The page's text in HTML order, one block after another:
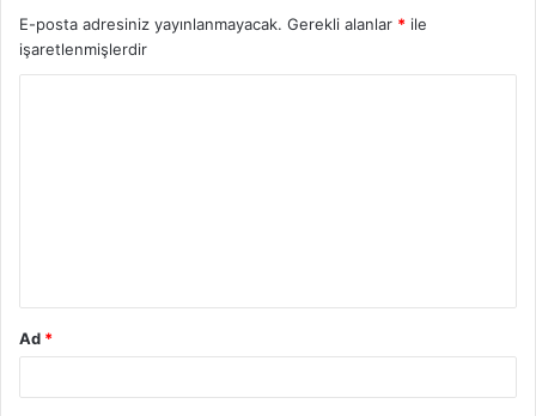
E-posta adresiniz yayınlanmayacak. Gerekli alanlar * ile
işaretlenmişlerdir
Ad *